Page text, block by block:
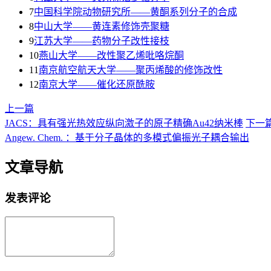
7中国科学院动物研究所——黄酮系列分子的合成
8中山大学——黄连素修饰壳聚糖
9江苏大学——药物分子改性接枝
10燕山大学——改性聚乙烯吡咯烷酮
11 南京航空航天大学——聚丙烯酸的修饰改性
12南京大学——催化还原酰胺
上一篇
JACS：具有强光热效应纵向激子的原子精确Au42纳米棒 下一
Angew. Chem. ：基于分子晶体的多模式偏振光子耦合输出
文章导航
发表评论